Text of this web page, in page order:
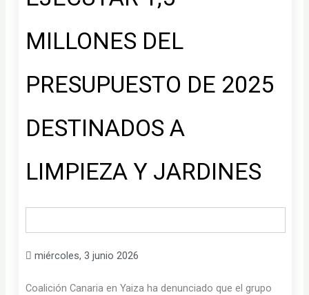
MILLONES DEL
PRESUPUESTO DE 2025
DESTINADOS A
LIMPIEZA Y JARDINES
miércoles, 3 junio 2026
Coalición Canaria en Yaiza ha denunciado que el grupo